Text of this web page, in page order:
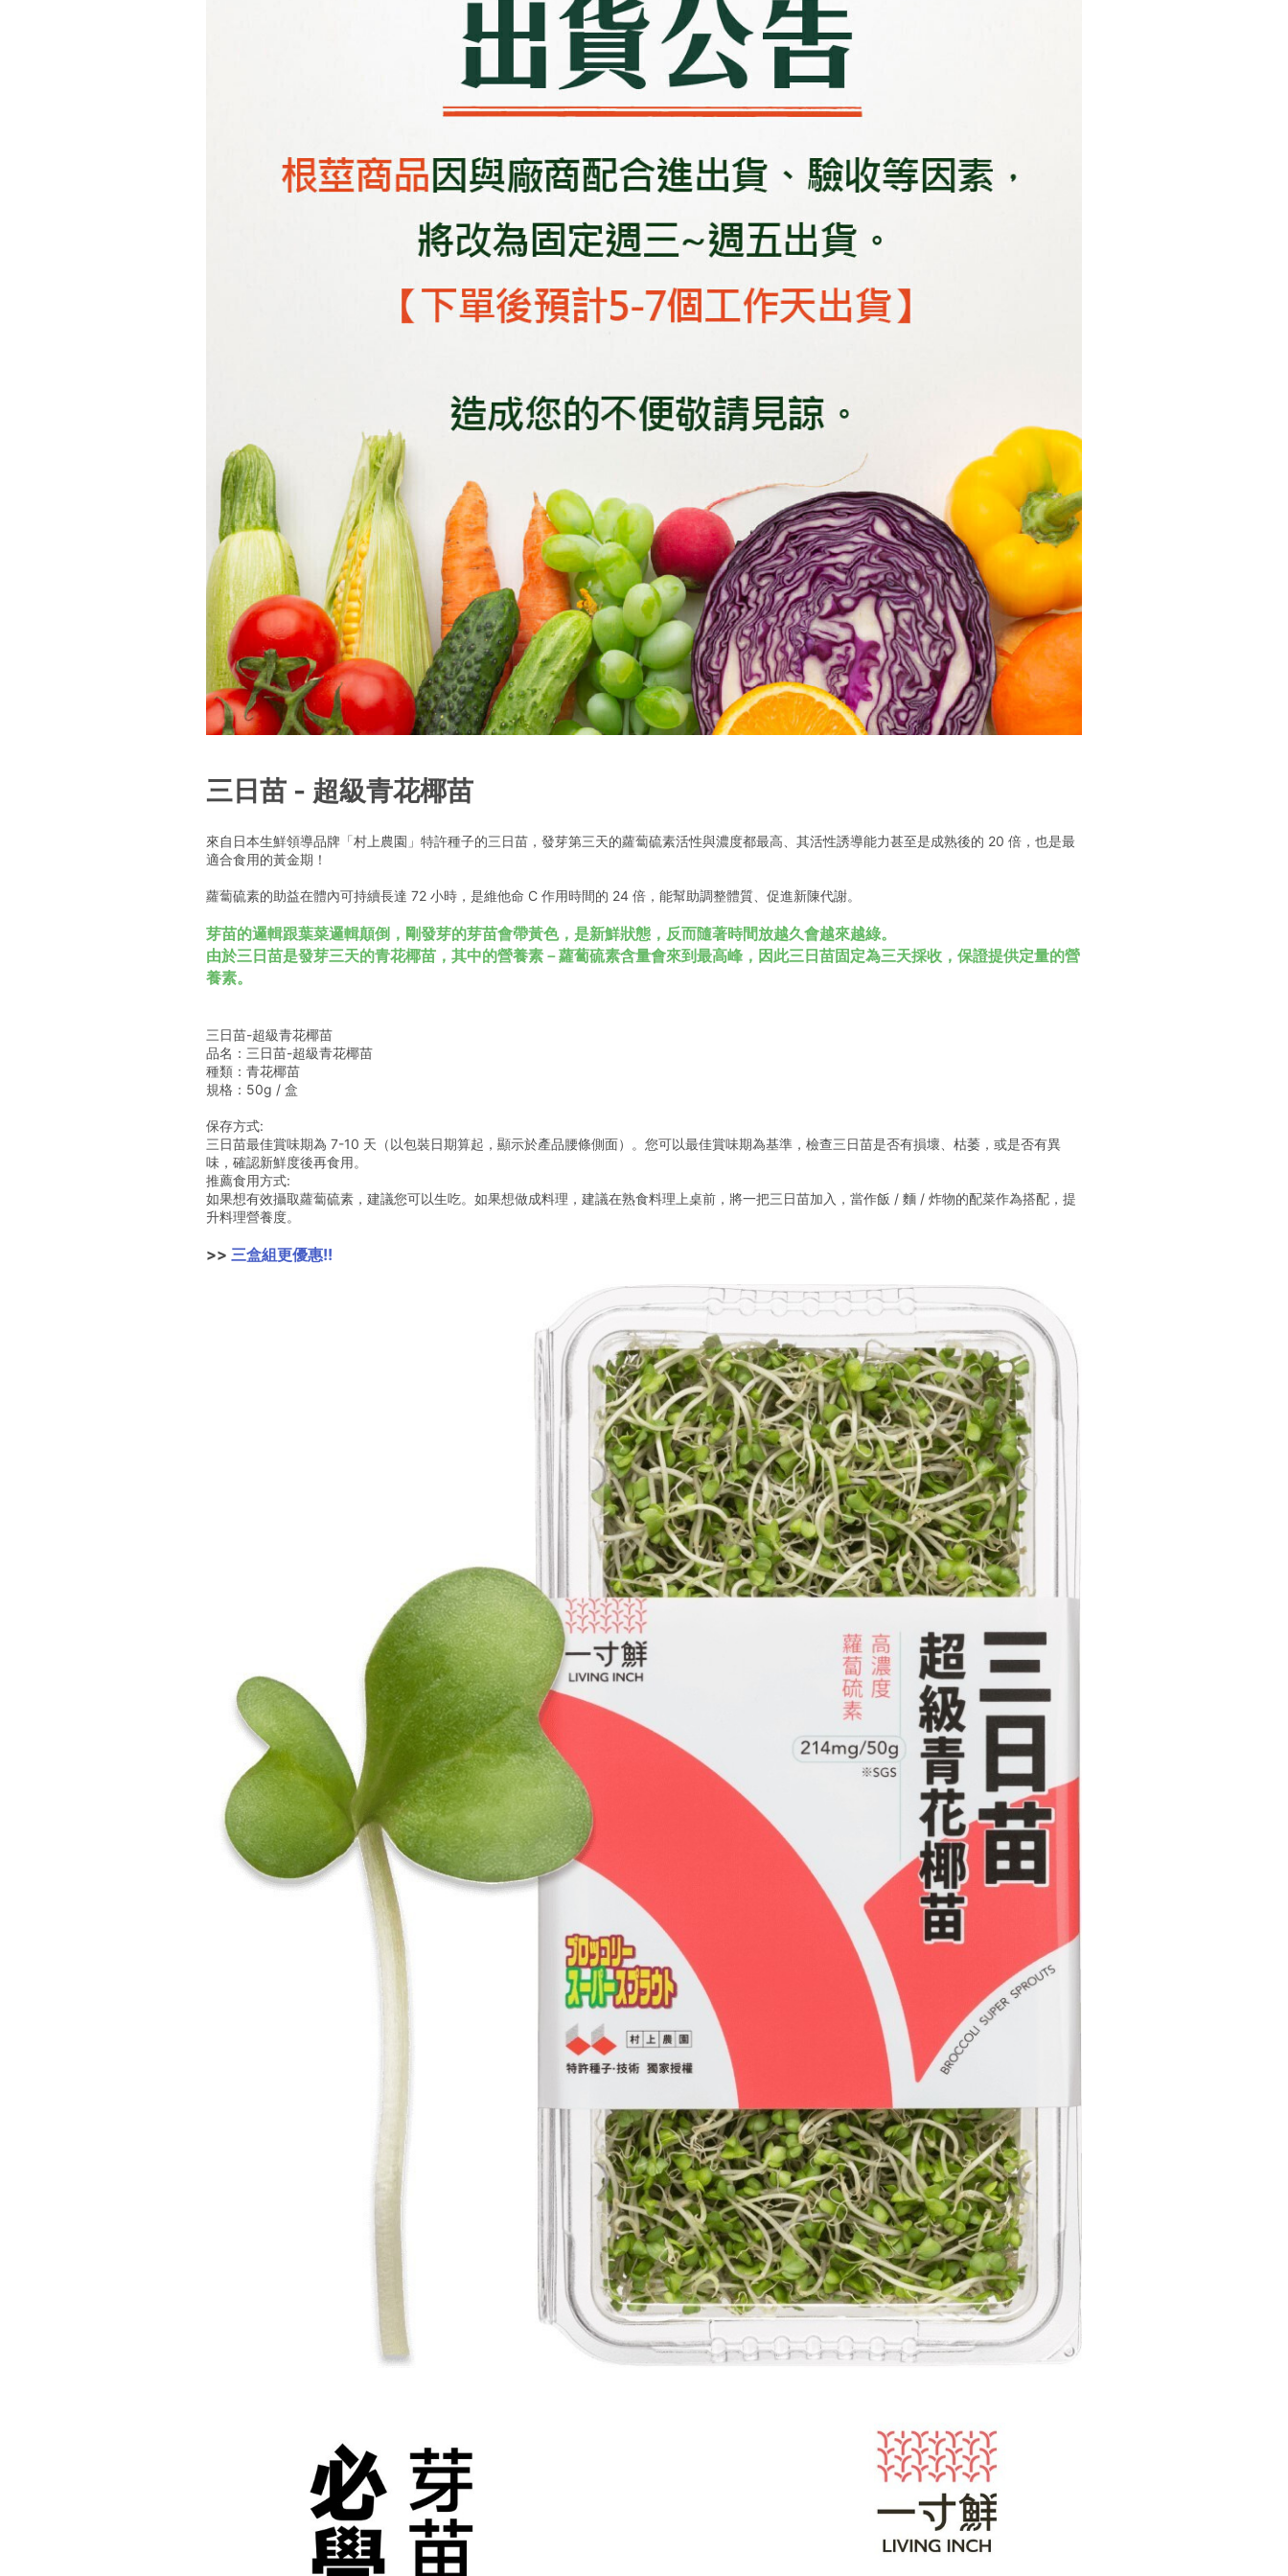
三日苗 - 超級青花椰苗
來自日本生鮮領導品牌「村上農園」特許種子的三日苗，發芽第三天的蘿蔔硫素活性與濃度都最高、其活性誘導能力甚至是成熟後的 20 倍，也是最
適合食用的黃金期！
蘿蔔硫素的助益在體內可持續長達 72 小時，是維他命 C 作用時間的 24 倍，能幫助調整體質、促進新陳代謝。
芽苗的邏輯跟葉菜邏輯顛倒，剛發芽的芽苗會帶黃色，是新鮮狀態，反而隨著時間放越久會越來越綠。
由於三日苗是發芽三天的青花椰苗，其中的營養素－蘿蔔硫素含量會來到最高峰，因此三日苗固定為三天採收，保證提供定量的營
養素。
三日苗-超級青花椰苗
品名：三日苗-超級青花椰苗
種類：青花椰苗
規格：50g / 盒
保存方式:
三日苗最佳賞味期為 7-10 天（以包裝日期算起，顯示於產品腰條側面）。您可以最佳賞味期為基準，檢查三日苗是否有損壞、枯萎，或是否有異
味，確認新鮮度後再食用。
推薦食用方式:
如果想有效攝取蘿蔔硫素，建議您可以生吃。如果想做成料理，建議在熟食料理上桌前，將一把三日苗加入，當作飯 / 麵 / 炸物的配菜作為搭配，提
升料理營養度。
>> 三盒組更優惠!!